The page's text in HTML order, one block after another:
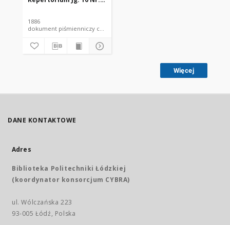
1886
dokument piśmienniczy czasopismo
Więcej
DANE KONTAKTOWE
Adres
Biblioteka Politechniki Łódzkiej
(koordynator konsorcjum CYBRA)
ul. Wólczańska 223
93-005 Łódź, Polska